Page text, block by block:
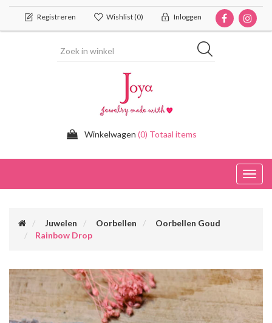
Registreren Wishlist(0) Inloggen
Winkelwagen (0) Totaal items
Juwelen Oorbellen
Oorbellen Goud
Rainbow Drop